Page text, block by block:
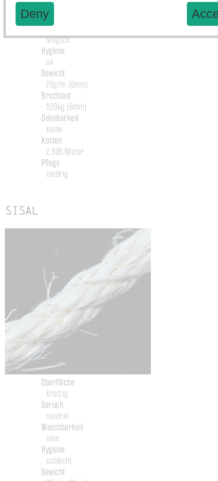
Geruch
weniger als Hanf
Waschbarkeit
Möglich
Hygiene
ok
Gewicht
20g/m (6mm)
Bruchlast
520kg (6mm)
Dehnbarkeit
keine
Kosten
2,50€/Meter
Pflege
niedrig
Sisal
Oberfläche
kratzig
Geruch
neutral
Waschbarkeit
nein
Hygiene
schlecht
Gewicht
Deny